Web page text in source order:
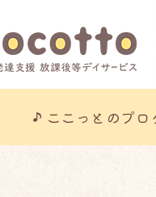
ここっとのプロ